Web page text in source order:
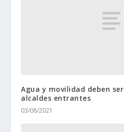
Agua y movilidad deben
alcaldes entrantes
03/08/2021